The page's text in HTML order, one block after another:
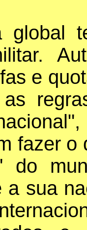
global
e
fazer o
do
a sua